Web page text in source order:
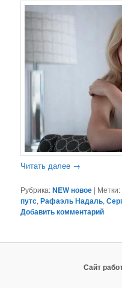
Читать далее →
Рубрика:NEW новое | Метки:
путс,Рафаэль Надаль,
Добавить комментарий
Сайт